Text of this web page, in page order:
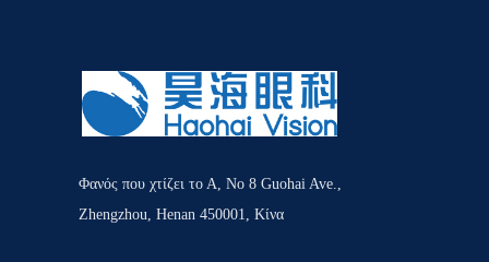
Φανός που χτίζει το Α, Νο 8 Guohai Ave.,
Zhengzhou, Henan 450001, Κίνα